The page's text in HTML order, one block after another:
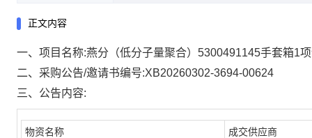
正文内容
一、项目名称:燕分（低分子量聚合）5300491145手套箱1
二、采购公告/邀请书编号:XB20260302-3694-00624
三、公告内容:
物资名称 成交供应商